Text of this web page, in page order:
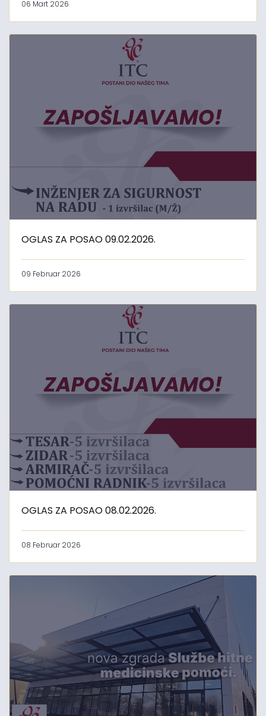
06 Mart 2026
OGLAS ZA POSAO 09.02.2026.
09 Februar 2026
OGLAS ZA POSAO 08.02.2026.
08 Februar 2026